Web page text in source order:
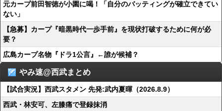
元カープ前田智徳が小園に喝！「自分のバッティングが確立できてい
ない」
【急募】カープ『暗黒時代一歩手前』を現状打破するために何が必
要？
広島カープ名物『ドラ1公言』←誰が候補？
やみ速@西武まとめ
【試合実況】西武スタメン 先発:武内夏暉（2026.8.9）
西武・林安可、左膝痛で登録抹消